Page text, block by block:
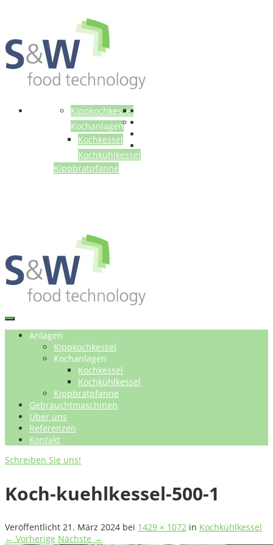
Anlagen
Kippkochkessel
Kochanlagen
Kochkessel
Kochkühlkessel
Kippbratpfanne
Anlagen
Kippkochkessel
Kochanlagen
Kochkessel
Kochkühlkessel
Kippbratpfanne
Gebrauchtmaschinen
Über uns
Referenzen
Kontakt
Schreiben Sie uns!
Koch-kuehlkessel-500-1
Veröffentlicht 21. März 2024 bei 1429 × 1072 in Kochkühlkessel
← Vorherige Nächste →